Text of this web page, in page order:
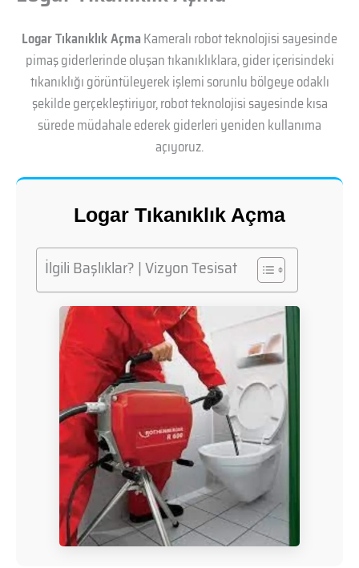
Logar Tıkanıklık AçmaKameralı robot teknolojisi sayesinde
pimaş giderlerinde oluşan tıkanıklıklara, gider içerisindeki
tıkanıklığı görüntüleyerek işlemi sorunlu bölgeye odaklı
şekilde gerçekleştiriyor, robot teknolojisi sayesinde kısa
sürede müdahale ederek giderleri yeniden kullanıma
açıyoruz.
Logar Tıkanıklık Açma
İlgili Başlıklar? | Vizyon Tesisat